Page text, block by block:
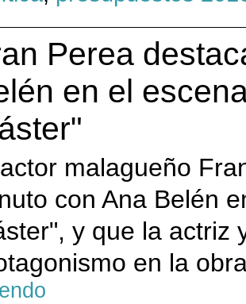
Perea
en el
malagueño
con Ana Belén
y que la actriz
en la